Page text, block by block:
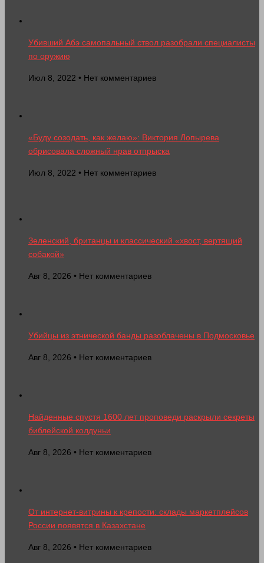
Убивший Абэ самопальный ствол разобрали специалисты
по оружию
Июл 8, 2022 • Нет комментариев
«Буду созодать, как желаю»: Виктория Лопырева
обрисовала сложный нрав отпрыска
Июл 8, 2022 • Нет комментариев
Зеленский, британцы и классический «хвост, вертящий
собакой»
Авг 8, 2026 • Нет комментариев
Убийцы из этнической банды разоблачены в Подмосковье
Авг 8, 2026 • Нет комментариев
Найденные спустя 1600 лет проповеди раскрыли секреты
библейской колдуньи
Авг 8, 2026 • Нет комментариев
От интернет-витрины к крепости: склады маркетплейсов
России появятся в Казахстане
Авг 8, 2026 • Нет комментариев